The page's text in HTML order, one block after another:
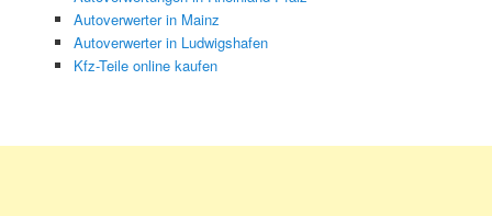
Autoverwerter in Mainz
Autoverwerter in Ludwigshafen
Kfz-Teile online kaufen